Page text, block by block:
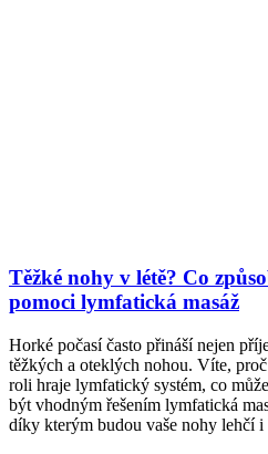
Těžké nohy v létě? Co
pomoci lymfatická masáž
Horké počasí často přináší nejen
těžkých a oteklých nohou. Víte,
roli hraje lymfatický systém, co
být vhodným řešením lymfatická
díky kterým budou vaše nohy lehčí i